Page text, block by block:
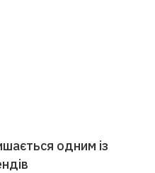
одним із